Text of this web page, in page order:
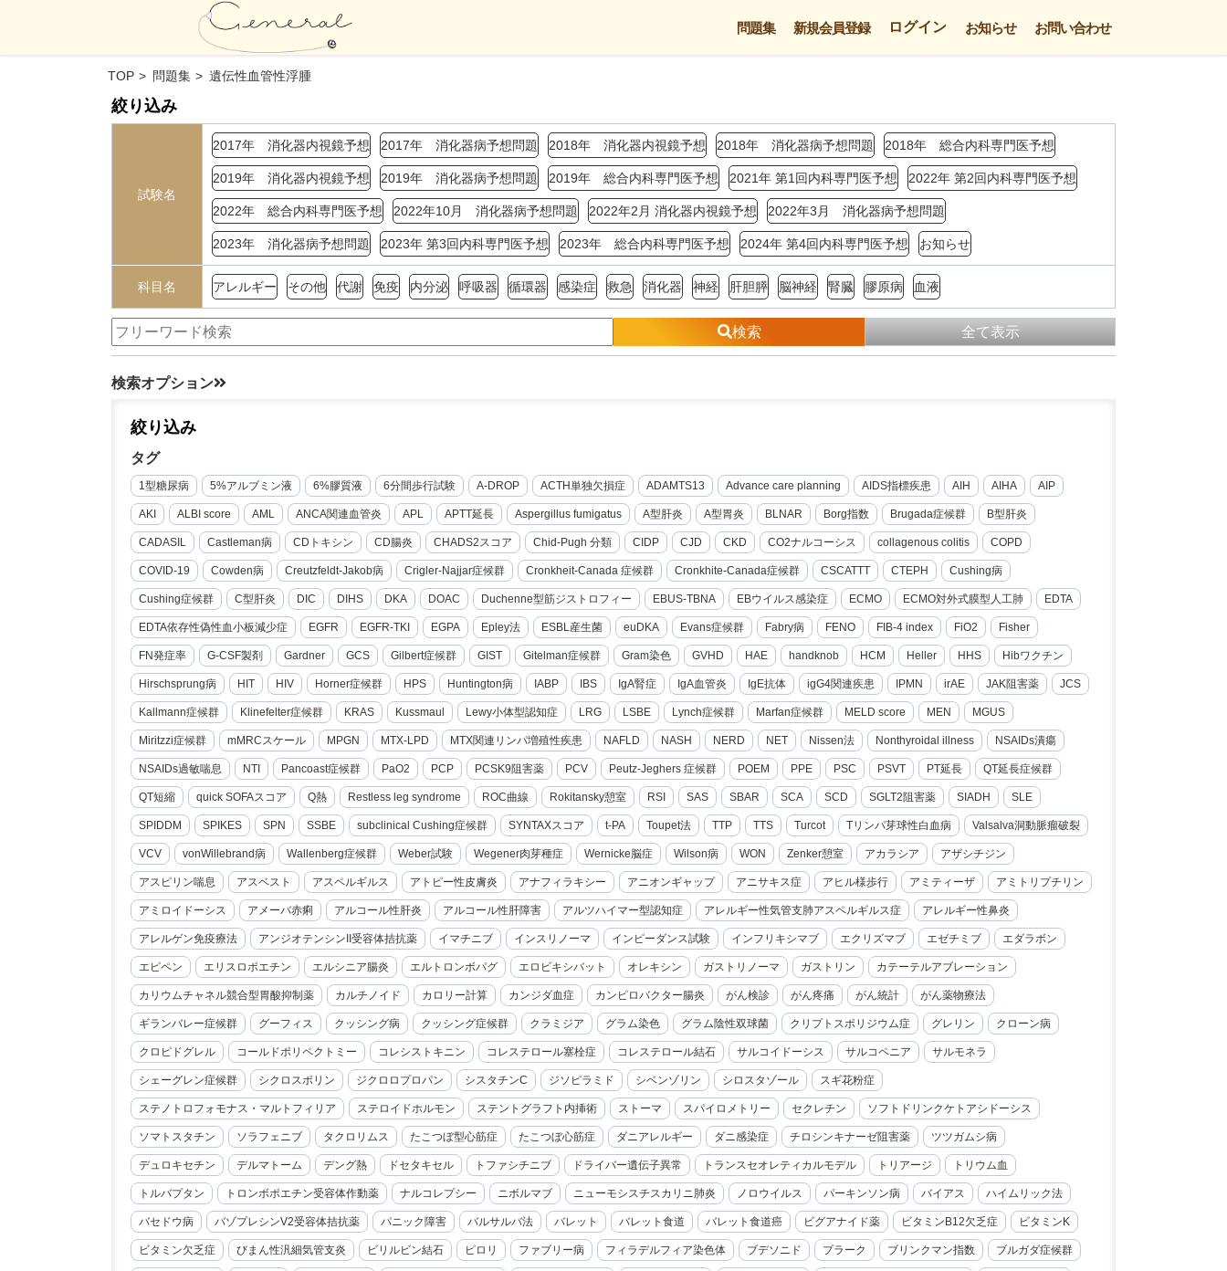
問題集 新規会員登録 ログイン お知らせ お問い合わせ
TOP 問題集 遺伝性血管性浮腫
絞り込み
試験名
2017年 消化器内視鏡予想 2017年 消化器病予想問題 2018年 消化器内視鏡予想 2018年 消化器病予想問題 2018年 総合内科専門医予想
2019年 消化器内視鏡予想 2019年 消化器病予想問題 2019年 総合内科専門医予想 2021年 第1回内科専門医予想 2022年 第2回内科専門医予想
2022年 総合内科専門医予想 2022年10月 消化器病予想問題 2022年2月 消化器内視鏡予想 2022年3月 消化器病予想問題
2023年 消化器病予想問題 2023年 第3回内科専門医予想 2023年 総合内科専門医予想 2024年 第4回内科専門医予想 お知らせ
科目名 アレルギー その他 代謝 免疫 内分泌 呼吸器 循環器 感染症 救急 消化器 神経 肝胆膵 脳神経 腎臓 膠原病 血液
検索 全て表示
検索オプション
絞り込み
タグ
1型糖尿病 5%アルブミン液 6%膠質液 6分間歩行試験 A-DROP ACTH単独欠損症 ADAMTS13 Advance care planning AIDS指標疾患 AIH AIHA AIP
AKI ALBI score AML ANCA関連血管炎 APL APTT延長 Aspergillus fumigatus A型肝炎 A型胃炎 BLNAR Borg指数 Brugada症候群 B型肝炎
CADASIL Castleman病 CDトキシン CD腸炎 CHADS2スコア Chid-Pugh 分類 CIDP CJD CKD CO2ナルコーシス collagenous colitis COPD
COVID-19 Cowden病 Creutzfeldt-Jakob病 Crigler-Najjar症候群 Cronkheit-Canada 症候群 Cronkhite-Canada症候群 CSCATTT CTEPH Cushing病
Cushing症候群 C型肝炎 DIC DIHS DKA DOAC Duchenne型筋ジストロフィー EBUS-TBNA EBウイルス感染症 ECMO ECMO対外式膜型人工肺 EDTA
EDTA依存性偽性血小板減少症 EGFR EGFR-TKI EGPA Epley法 ESBL産生菌 euDKA Evans症候群 Fabry病 FENO FIB-4 index FiO2 Fisher
FN発症率 G-CSF製剤 Gardner GCS Gilbert症候群 GIST Gitelman症候群 Gram染色 GVHD HAE handknob HCM Heller HHS Hibワクチン
Hirschsprung病 HIT HIV Horner症候群 HPS Huntington病 IABP IBS IgA腎症 IgA血管炎 IgE抗体 igG4関連疾患 IPMN irAE JAK阻害薬 JCS
Kallmann症候群 Klinefelter症候群 KRAS Kussmaul Lewy小体型認知症 LRG LSBE Lynch症候群 Marfan症候群 MELD score MEN MGUS
Miritzzi症候群 mMRCスケール MPGN MTX-LPD MTX関連リンパ増殖性疾患 NAFLD NASH NERD NET Nissen法 Nonthyroidal illness NSAIDs潰瘍
NSAIDs過敏喘息 NTI Pancoast症候群 PaO2 PCP PCSK9阻害薬 PCV Peutz-Jeghers 症候群 POEM PPE PSC PSVT PT延長 QT延長症候群
QT短縮 quick SOFAスコア Q熱 Restless leg syndrome ROC曲線 Rokitansky憩室 RSI SAS SBAR SCA SCD SGLT2阻害薬 SIADH SLE
SPIDDM SPIKES SPN SSBE subclinical Cushing症候群 SYNTAXスコア t-PA Toupet法 TTP TTS Turcot Tリンパ芽球性白血病 Valsalva洞動脈瘤破裂
VCV vonWillebrand病 Wallenberg症候群 Weber試験 Wegener肉芽種症 Wernicke脳症 Wilson病 WON Zenker憩室 アカラシア アザシチジン
アスピリン喘息 アスベスト アスペルギルス アトピー性皮膚炎 アナフィラキシー アニオンギャップ アニサキス症 アヒル様歩行 アミティーザ アミトリプチリン
アミロイドーシス アメーバ赤痢 アルコール性肝炎 アルコール性肝障害 アルツハイマー型認知症 アレルギー性気管支肺アスペルギルス症 アレルギー性鼻炎
アレルゲン免疫療法 アンジオテンシンII受容体拮抗薬 イマチニブ インスリノーマ インピーダンス試験 インフリキシマブ エクリズマブ エゼチミブ エダラボン
エピペン エリスロポエチン エルシニア腸炎 エルトロンボパグ エロビキシバット オレキシン ガストリノーマ ガストリン カテーテルアブレーション
カリウムチャネル競合型胃酸抑制薬 カルチノイド カロリー計算 カンジダ血症 カンピロバクター腸炎 がん検診 がん疼痛 がん統計 がん薬物療法
ギランバレー症候群 グーフィス クッシング病 クッシング症候群 クラミジア グラム染色 グラム陰性双球菌 クリプトスポリジウム症 グレリン クローン病
クロピドグレル コールドポリペクトミー コレシストキニン コレステロール塞栓症 コレステロール結石 サルコイドーシス サルコペニア サルモネラ
シェーグレン症候群 シクロスポリン ジクロロプロパン シスタチンC ジソピラミド シベンゾリン シロスタゾール スギ花粉症
ステノトロフォモナス・マルトフィリア ステロイドホルモン ステントグラフト内挿術 ストーマ スパイロメトリー セクレチン ソフトドリンクケトアシドーシス
ソマトスタチン ソラフェニブ タクロリムス たこつぼ型心筋症 たこつぼ心筋症 ダニアレルギー ダニ感染症 チロシンキナーゼ阻害薬 ツツガムシ病
デュロキセチン デルマトーム デング熱 ドセタキセル トファシチニブ ドライバー遺伝子異常 トランスセオレティカルモデル トリアージ トリウム血
トルバプタン トロンボポエチン受容体作動薬 ナルコレプシー ニボルマブ ニューモシスチスカリニ肺炎 ノロウイルス パーキンソン病 バイアス ハイムリック法
バセドウ病 バゾプレシンV2受容体拮抗薬 パニック障害 バルサルバ法 バレット バレット食道 バレット食道癌 ビグアナイド薬 ビタミンB12欠乏症 ビタミンK
ビタミン欠乏症 びまん性汎細気管支炎 ビリルビン結石 ピロリ ファブリー病 フィラデルフィア染色体 ブデソニド プラーク ブリンクマン指数 ブルガダ症候群